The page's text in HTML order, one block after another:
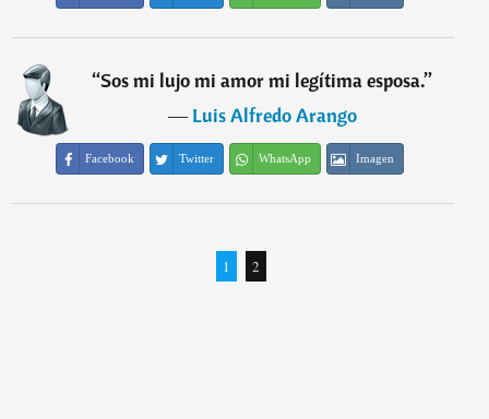
“Sos mi lujo mi amor mi legítima esposa.”
―Luis Alfredo Arango
Facebook Twitter WhatsApp Imagen
1 2